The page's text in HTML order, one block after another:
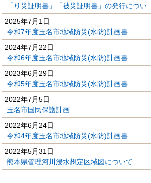
「り災証明書」「被災証明書」の発行につい...
2025年7月1日
令和7年度玉名市地域防災(水防)計画書
2024年7月22日
令和6年度玉名市地域防災(水防)計画書
2023年6月29日
令和5年度玉名市地域防災(水防)計画書
2022年7月5日
玉名市国民保護計画
2022年6月24日
令和4年度玉名市地域防災(水防)計画書
2022年5月31日
熊本県管理河川浸水想定区域図について